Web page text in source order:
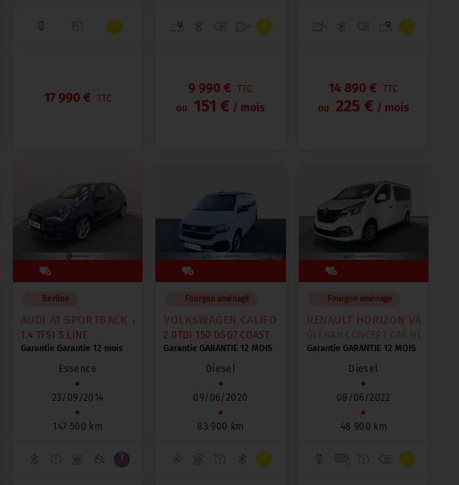
17 990 € TTC
9 990 €
TTC
ou
151 € / mois
14 890 € TTC
ou
225 € / mois
Berline
AUDI A1 SPORTBACK
1.4 TFSI S LINE
Garantie Garantie 12 mois
Essence
●
23/09/2014
●
147 500 km
Fourgon aménagé
VOLKSWAGEN CALIFORNIA
2.0TDI 150 DSG7 COAST
Garantie GARANTIE 12 MOIS
Diesel
●
09/06/2020
●
83 900 km
Fourgon aménagé
RENAULT HORIZON VAN
GLÉNAN CONCEPT CAR HORIZON VAN 5 /
Garantie GARANTIE 12 MOIS
Diesel
●
08/06/2022
●
48 900 km